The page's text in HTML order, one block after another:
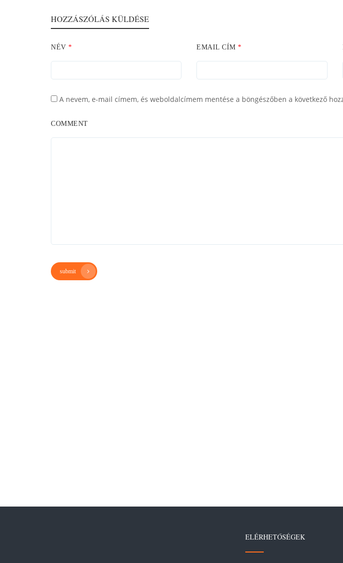
HOZZÁSZÓLÁS KÜLDÉSE
NÉV * EMAIL CÍM*
A nevem, e-mail címem, és weboldalcímem mentése a böngészőben a következő
COMMENT
submit
ELÉRHETŐSÉGEK